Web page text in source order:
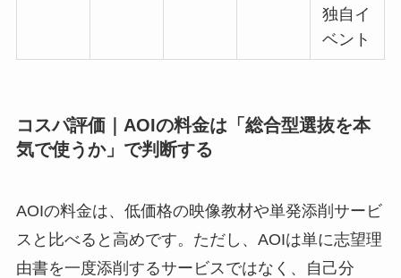
独自イ
ベント
コスパ評価｜AOIの料金は「総合型選抜を本
気で使うか」で判断する
AOIの料金は、低価格の映像教材や単発添削サービ
スと比べると高めです。ただし、AOIは単に志望理
由書を一度添削するサービスではなく、自己分